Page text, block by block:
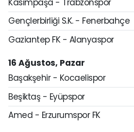
Gençlerbirliği S.K. - Fenerbahçe
Gaziantep FK - Alanyaspor
16 Ağustos, Pazar
Başakşehir - Kocaelispor
Beşiktaş - Eyüpspor
Amed - Erzurumspor FK